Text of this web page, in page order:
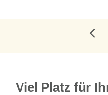
Viel Platz für